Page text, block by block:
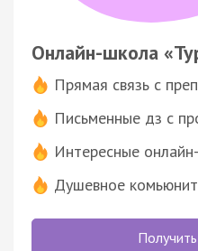
Онлайн-школа
Прямая связь с
Письменные дз с
Интересные
Душевное